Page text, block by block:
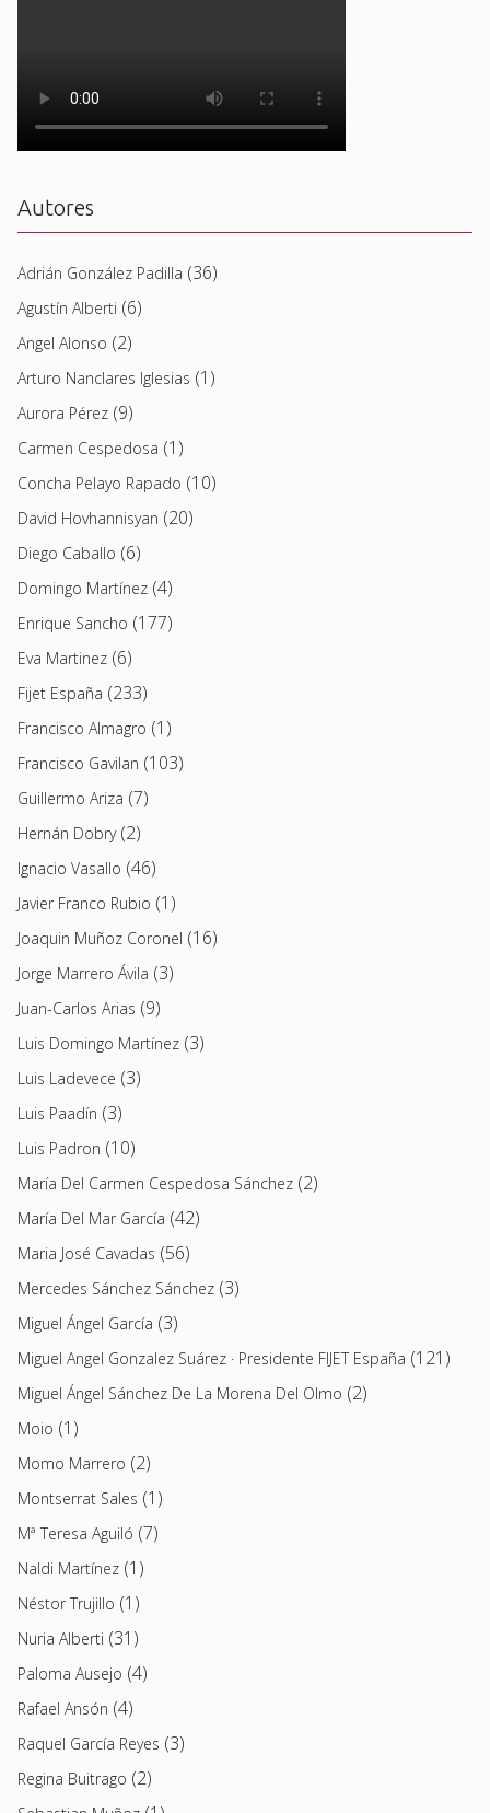
Autores
Adrián González Padilla (36)
Agustín Alberti (6)
Angel Alonso (2)
Arturo Nanclares Iglesias (1)
Aurora Pérez (9)
Carmen Cespedosa (1)
Concha Pelayo Rapado (10)
David Hovhannisyan (20)
Diego Caballo (6)
Domingo Martínez (4)
Enrique Sancho (177)
Eva Martinez (6)
Fijet España (233)
Francisco Almagro (1)
Francisco Gavilan (103)
Guillermo Ariza (7)
Hernán Dobry(2)
Ignacio Vasallo (46)
Javier Franco Rubio (1)
Joaquin Muñoz Coronel (16)
Jorge Marrero Ávila (3)
Juan-Carlos Arias (9)
Luis Domingo Martínez (3)
Luis Ladevece (3)
Luis Paadín (3)
Luis Padron (10)
María Del Carmen Cespedosa Sánchez (2)
María Del Mar García (42)
Maria José Cavadas (56)
Mercedes Sánchez Sánchez (3)
Miguel Ángel García (3)
Miguel Angel Gonzalez Suárez · Presidente FIJET España (121)
Miguel Ángel Sánchez De La Morena Del Olmo (2)
Moio (1)
Momo Marrero (2)
Montserrat Sales (1)
Mª Teresa Aguiló (7)
Naldi Martínez (1)
Néstor Trujillo (1)
Nuria Alberti (31)
Paloma Ausejo (4)
Rafael Ansón (4)
Raquel García Reyes (3)
Regina Buitrago (2)